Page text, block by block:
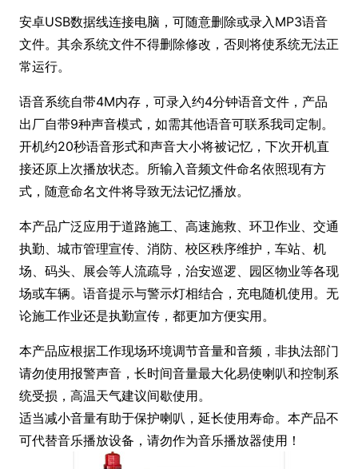
安卓USB数据线连接电脑，可随意删除或录入MP3语音
文件。其余系统文件不得删除修改，否则将使系统无法正
常运行。
语音系统自带4M内存，可录入约4分钟语音文件，产品
出厂自带9种声音模式，如需其他语音可联系我司定制。
开机约20秒语音形式和声音大小将被记忆，下次开机直
接还原上次播放状态。所输入音频文件命名依照现有方
式，随意命名文件将导致无法记忆播放。
本产品广泛应用于道路施工、高速施救、环卫作业、交通
执勤、城市管理宣传、消防、校区秩序维护，车站、机
场、码头、展会等人流疏导，治安巡逻、园区物业等各现
场或车辆。语音提示与警示灯相结合，充电随机使用。无
论施工作业还是执勤宣传，都更加方便实用。
本产品应根据工作现场环境调节音量和音频，非执法部门
请勿使用报警声音，长时间音量最大化易使喇叭和控制系
统受损，高温天气建议间歇使用。
适当减小音量有助于保护喇叭，延长使用寿命。本产品不
可代替音乐播放设备，请勿作为音乐播放器使用！